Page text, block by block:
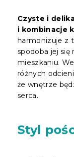
Czyste i
i kombinacje
harmonizuje z
spodoba jej się
mieszkaniu.
różnych
że wnętrze
serca.
Styl